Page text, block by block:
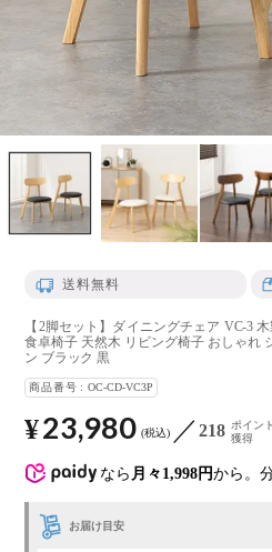
送料無料
【2脚セット】ダイニングチェア VC-3
食卓椅子 天然木 リビング椅子 おしゃれ
ン ブラック 黒
商品番号 OC-CD-VC3P
なら 月々1,998円から。
¥23,980 税込 218 ポイント
獲得
お届け目安